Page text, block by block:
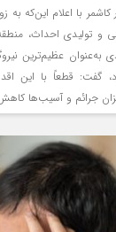
کاشمر با اعلام این‌که
صنعتی و تولیدی احداث،
به‌عنوان عظیم‌ترین
گفت: قطعاً با این
جرائم و آسیب‌ها